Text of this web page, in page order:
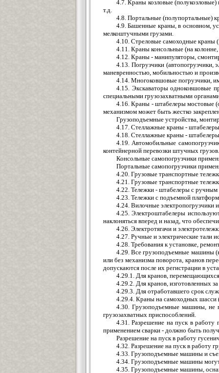
4.7. Краны козловые
т.д.
4.8. Портальные (полупортальные)
4.9. Башенные краны, в основном,
мелкоштучными грузами.
4.10. Стреловые самоходные краны
4.11. Краны консольные (на
4.12. Краны - манипуляторы,
4.13. Погрузчики
маневренностью, мобильностью и
4.14. Многоковшовые погрузчики,
4.15. Экскаваторы одноковшовые
специальными грузозахватными
4.16. Краны - штабелеры мостовые
механизмом может быть жестко
Грузоподъемные устройства,
4.17. Стеллажные краны -
4.18. Стеллажные краны -
4.19. Автомобильные
контейнерной перевозки штучных грузов.
Консольные самопогрузчики
Портальные самопогрузчики
4.20. Грузовые транспортные
4.21. Грузовые транспортные
4.22. Тележки - штабелеры с ручным
4.23. Тележки с подъемной
4.24. Вилочные электропогрузчики
4.25. Электроштабелеры
наклоняться вперед и назад, что
4.26. Электротягачи и
4.27. Ручные и электрические тали
4.28. Требования к установке,
4.29. Все грузоподъемные машины
или без механизма поворота, кранов
допускаются после их регистрации в
4.29.1. Для кранов, перемещающихся
4.29.2. Для кранов, изготовленных
4.29.3. Для отработавшего срок
4.29.4. Краны на самоходных шасси
4.30. Грузоподъемные машины, не
грузозахватных приспособлений.
4.31. Разрешение на пуск в работу
применением сварки - должно быть
Разрешение на пуск в работу
4.32. Разрешение на пуск в работу
4.33. Грузоподъемные машины и
4.34. Грузоподъемные машины
4.35. Грузоподъемные машины,